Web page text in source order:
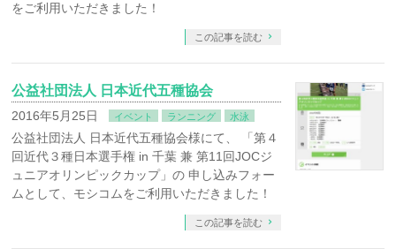
をご利用いただきました！
この記事を読む
公益社団法人 日本近代五種協会
2016年5月25日 イベント ランニング 水泳
公益社団法人 日本近代五種協会様にて、 「第４
回近代３種日本選手権 in 千葉 兼 第11回JOCジ
ュニアオリンピックカップ」の 申し込みフォー
ムとして、モシコムをご利用いただきました！
この記事を読む